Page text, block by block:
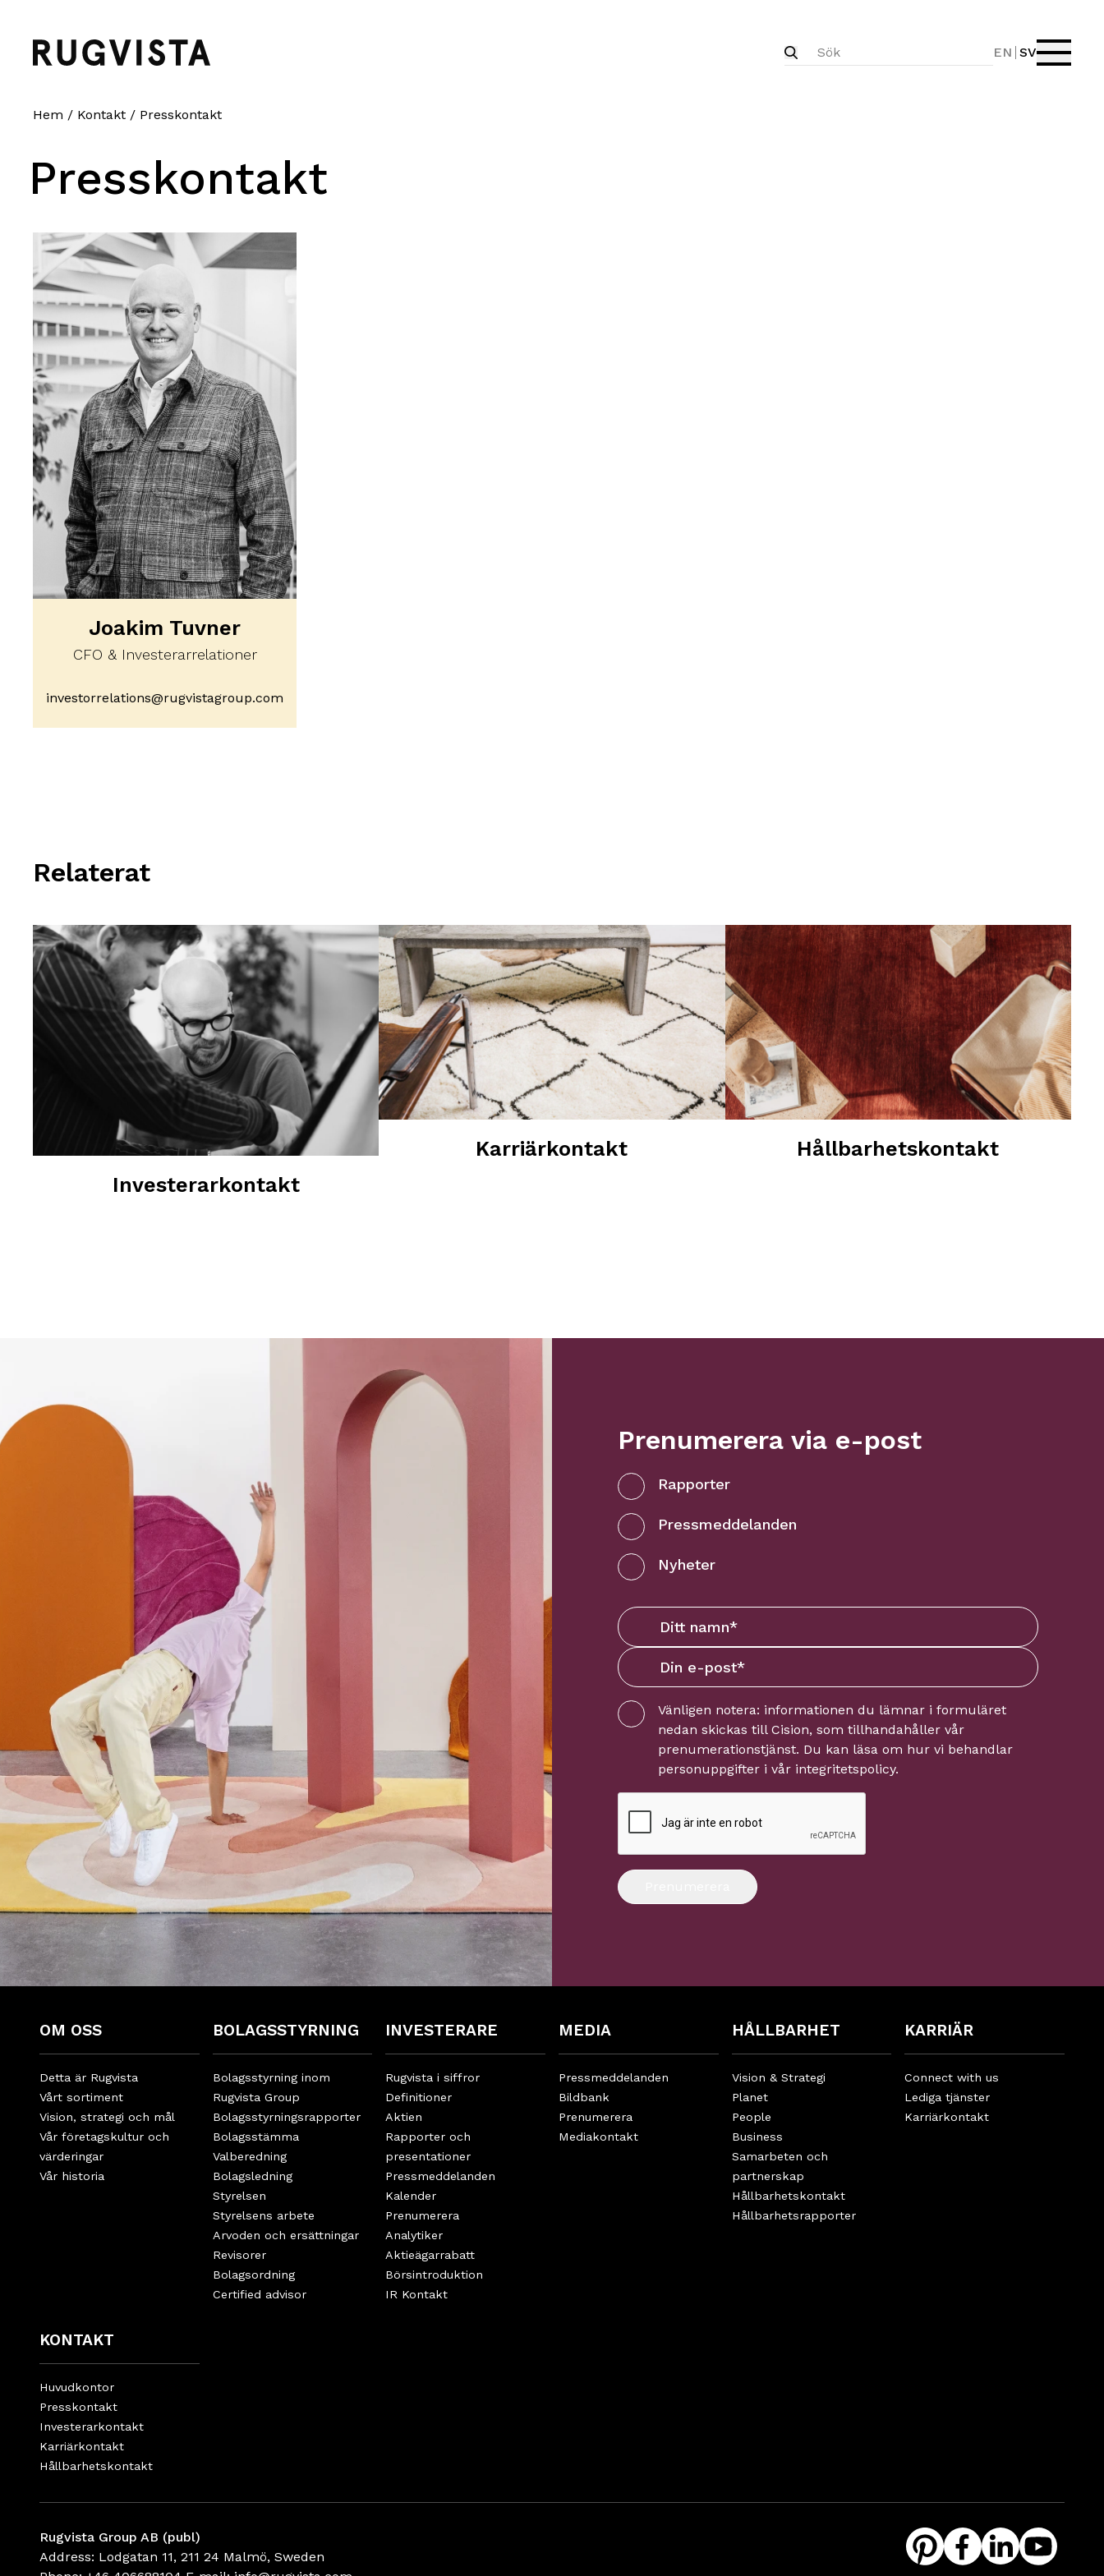
EN SV
Hem / Kontakt / Presskontakt
Presskontakt
Joakim Tuvner
CFO & Investerarrelationer
investorrelations@rugvistagroup.com
Relaterat
Investerarkontakt
Karriärkontakt Hållbarhetskontakt
Prenumerera via e-post
Rapporter
Pressmeddelanden
Nyheter
Vänligen notera: informationen du lämnar i formuläret
nedan skickas till Cision, som tillhandahåller vår
prenumerationstjänst. Du kan läsa om hur vi behandlar
personuppgifter i vår integritetspolicy.
OM OSS
Detta är Rugvista
Vårt sortiment
Vision, strategi och mål
Vår företagskultur och
värderingar
Vår historia
BOLAGSSTYRNING
Bolagsstyrning inom
Rugvista Group
Bolagsstyrningsrapporter
Bolagsstämma
Valberedning
Bolagsledning
Styrelsen
Styrelsens arbete
Arvoden och ersättningar
Revisorer
Bolagsordning
Certified advisor
INVESTERARE
Rugvista i siffror
Definitioner
Aktien
Rapporter och
presentationer
Pressmeddelanden
Kalender
Prenumerera
Analytiker
Aktieägarrabatt
Börsintroduktion
IR Kontakt
MEDIA
Pressmeddelanden
Bildbank
Prenumerera
Mediakontakt
HÅLLBARHET
Vision & Strategi
Planet
People
Business
Samarbeten och
partnerskap
Hållbarhetskontakt
Hållbarhetsrapporter
KARRIÄR
Connect with us
Lediga tjänster
Karriärkontakt
KONTAKT
Huvudkontor
Presskontakt
Investerarkontakt
Karriärkontakt
Hållbarhetskontakt
Rugvista Group AB (publ)
Address: Lodgatan 11, 211 24 Malmö, Sweden